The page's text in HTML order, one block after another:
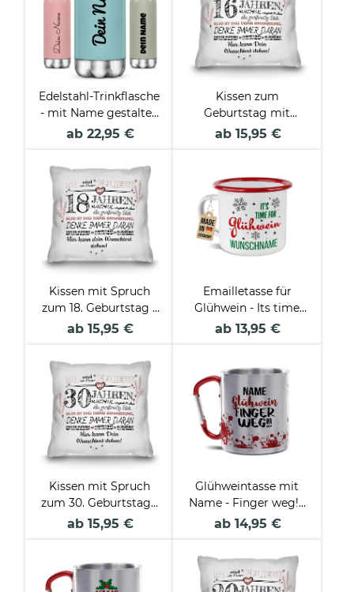
Edelstahl-Trinkflasche
- mit Name gestalten
- verschiedene
ab 22,95 €
Kissen zum
Geburtstag mit
Spruch zum 16.
ab 15,95 €
Kissen mit Spruch
zum 18. Geburtstag -
mit Wunschtext
ab 15,95 €
Emailletasse für
Glühwein - Its time
for Glühwein - mit
ab 13,95 €
Kissen mit Spruch
zum 30. Geburtstag -
mit Wunschtext
ab 15,95 €
Glühweintasse mit
Name - Finger weg! -
Edelstahltasse mit
ab 14,95 €